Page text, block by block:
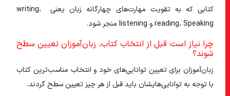
کتابی که به تقویت مهارت‌های چهارگانه زبان یعنی writing،
reading، Speaking و listening منجر شود.
چرا نیاز است قبل از انتخاب کتاب، زبان‌آموزان تعیین سطح
شوند؟
زبان‌آموزان برای تعیین توانایی‌های خود و انتخاب مناسب‌ترین کتاب
با توجه به توانایی‌هایشان باید قبل از هر چیز تعیین سطح گردند.